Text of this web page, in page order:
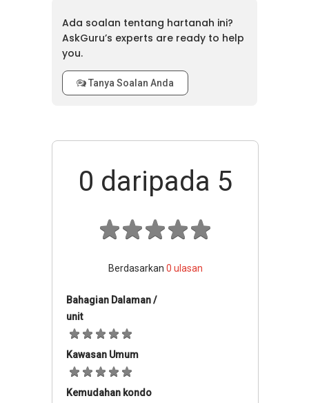
Ada soalan tentang hartanah ini?
AskGuru’s experts are ready to help
you.
Tanya Soalan Anda
0 daripada 5
Berdasarkan 0 ulasan
Bahagian Dalaman /
unit
Kawasan Umum
Kemudahan kondo